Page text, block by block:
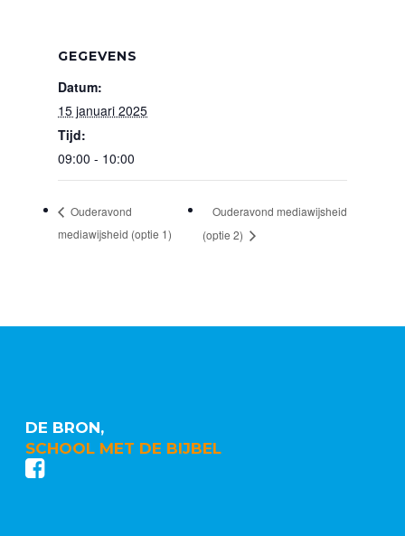
GEGEVENS
Datum:
15 januari 2025
Tijd:
09:00 - 10:00
Ouderavond
mediawijsheid (optie 1)
Ouderavond mediawijsheid
(optie 2)
DE BRON,
SCHOOL MET DE BIJBEL